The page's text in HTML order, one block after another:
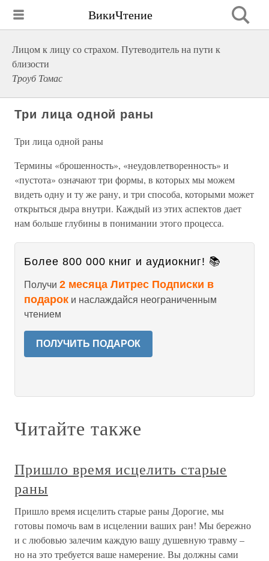
ВикиЧтение
Лицом к лицу со страхом. Путеводитель на пути к
близости
Троуб Томас
Три лица одной раны
Три лица одной раны
Термины «брошенность», «неудовлетворенность» и
«пустота» означают три формы, в которых мы можем
видеть одну и ту же рану, и три способа, которыми может
открыться дыра внутри. Каждый из этих аспектов дает
нам больше глубины в понимании этого процесса.
Более 800 000 книг и аудиокниг! 📚
Получи 2 месяца Литрес Подписки в
подарок и наслаждайся неограниченным
чтением
ПОЛУЧИТЬ ПОДАРОК
Читайте также
Пришло время исцелить старые
раны
Пришло время исцелить старые раны Дорогие, мы
готовы помочь вам в исцелении ваших ран! Мы бережно
и с любовью залечим каждую вашу душевную травму –
но на это требуется ваше намерение. Вы должны сами